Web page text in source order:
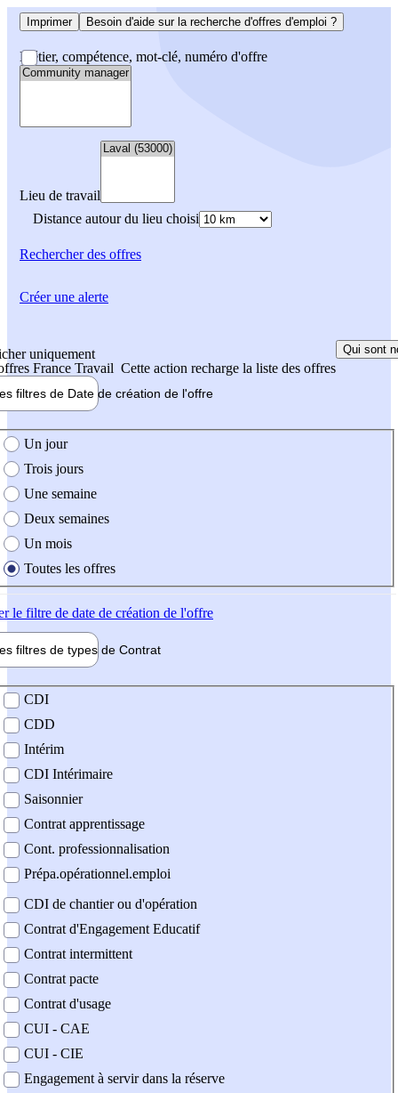
Imprimer Besoin d'aide sur la recherche d'offres d'emploi ?
Métier, compétence, mot-clé, numéro d'offre
Lieu de travail
Distance autour du lieu choisi
Rechercherdes offres
uniquement
France Travail Cette action recharge la liste des offres
Qui sont
filtres de Date de création de l'offre
création de l'offre
Un jour
Trois jours
Une semaine
Deux semaines
Un mois
Toutes les offres
le filtre de date de création de l'offre
filtres de types de Contrat
contrat
CDI
CDD
Intérim
CDI Intérimaire
Saisonnier
Contrat apprentissage
Cont. professionnalisation
Prépa.opérationnel.emploi
CDI de chantier ou d'opération
Contrat d'Engagement Educatif
Contrat intermittent
Contrat pacte
Contrat d'usage
CUI - CAE
CUI - CIE
Engagement à servir dans la réserve
Créer une alerte